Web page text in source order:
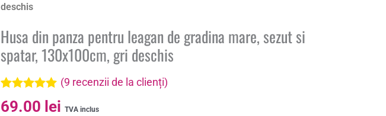
deschis
Husa din panza pentru leagan de gradina mare, sezut si
spatar, 130x100cm, gri deschis
Evaluat la
5.00din 5 pe
9
(9 recenzii de la clienți)
69.00 lei TVA inclus
din
pentru
leagan
gradina
mare,